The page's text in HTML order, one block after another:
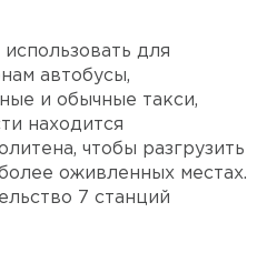
для
автобусы,
и обычные такси,
находится
чтобы разгрузить
оживленных местах.
7 станций